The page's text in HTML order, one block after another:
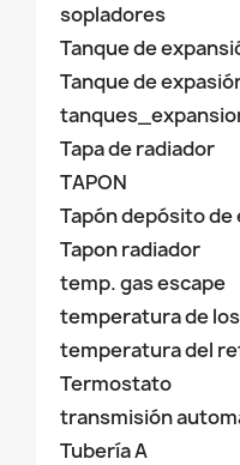
sopladores
Tanque de
Tanque de
Tapa de radiador
TAPON
Tapón depósito de
Tapon radiador
temp. gas escape
temperatura de
temperatura del
Termostato
transmisión
Tubería A